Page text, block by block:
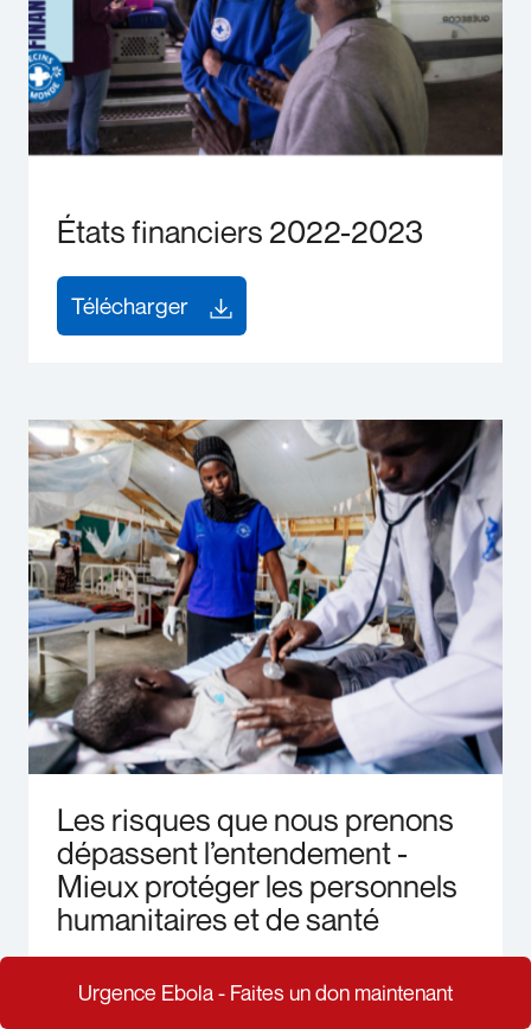
États financiers 2022-2023
Télécharger
Les risques que nous prenons
dépassent l’entendement -
Mieux protéger les personnels
humanitaires et de santé
Télécharger
Urgence Ebola - Faites un don maintenant